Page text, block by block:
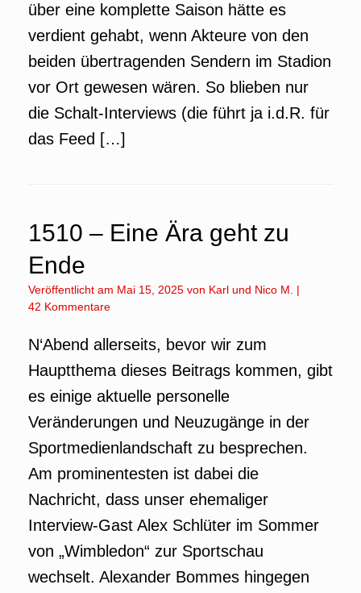
über eine komplette Saison hätte es
verdient gehabt, wenn Akteure von den
beiden übertragenden Sendern im Stadion
vor Ort gewesen wären. So blieben nur
die Schalt-Interviews (die führt ja i.d.R. für
das Feed […]
1510 – Eine Ära geht zu
Ende
Veröffentlicht am Mai 15, 2025 von Karl und Nico M.
|
42 Kommentare
N‘Abend allerseits, bevor wir zum
Hauptthema dieses Beitrags kommen, gibt
es einige aktuelle personelle
Veränderungen und Neuzugänge in der
Sportmedienlandschaft zu besprechen.
Am prominentesten ist dabei die
Nachricht, dass unser ehemaliger
Interview-Gast Alex Schlüter im Sommer
von „Wimbledon“ zur Sportschau
wechselt. Alexander Bommes hingegen